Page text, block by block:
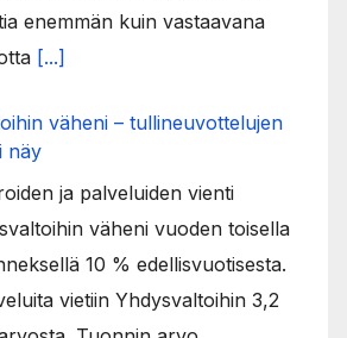
enemmän kuin vastaavana
[...]
väheni – tullineuvottelujen
näy
ja palveluiden vienti
väheni vuoden toisella
10 % edellisvuotisesta.
vietiin Yhdysvaltoihin 3,2